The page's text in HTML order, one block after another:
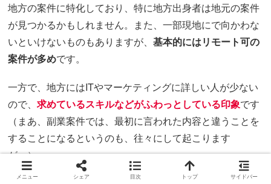
地方の案件に特化しており、特に地方出身者は地元の案件
が見つかるかもしれません。また、一部現地にで向かわな
いといけないものもありますが、基本的にはリモート可の
案件が多めです。
一方で、地方にはITやマーケティングに詳しい人が少ない
ので、求めているスキルなどがふわっとしている印象です
（まあ、副業案件では、最初に言われた内容と違うことを
することになるというのも、往々にして起こります
が…）。
メニュー シェア 目次 トップ サイドバー